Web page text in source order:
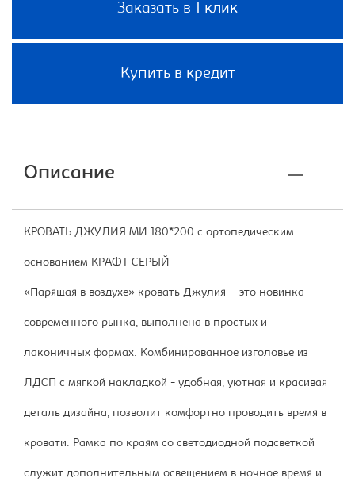
Заказать в 1 клик
Купить в кредит
Описание
КРОВАТЬ ДЖУЛИЯ МИ 180*200 с ортопедическим
основанием КРАФТ СЕРЫЙ
«Парящая в воздухе» кровать Джулия – это новинка
современного рынка, выполнена в простых и
лаконичных формах. Комбинированное изголовье из
ЛДСП с мягкой накладкой - удобная, уютная и красивая
деталь дизайна, позволит комфортно проводить время в
кровати. Рамка по краям со светодиодной подсветкой
служит дополнительным освещением в ночное время и